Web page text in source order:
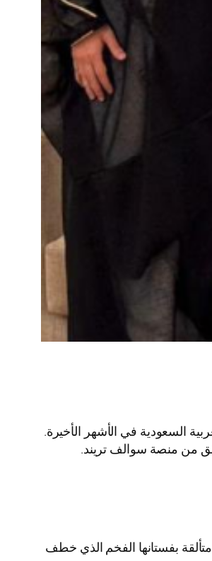
شهدتها المملكة العربية السعودية في الأشهر الأخيرة.
من منصة سوالف تريند.
بفستانها الفخم الذي خطف